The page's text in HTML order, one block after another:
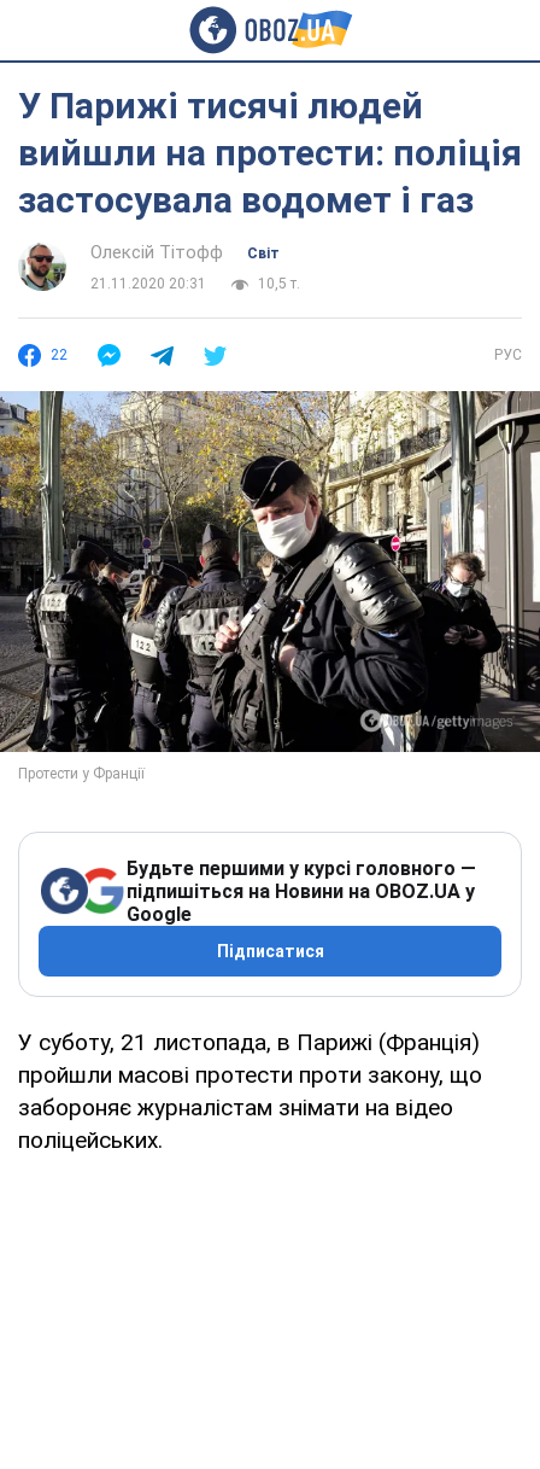
У Парижі тисячі людей
вийшли на протести: поліція
застосувала водомет і газ
Олексій Тітофф
Світ
21.11.2020 20:31
10,5 т.
22 РУС
Будьте першими у курсі головного —
підпишіться на Новини на OBOZ.UA у
Google
Підписатися
У суботу, 21 листопада, в Парижі (Франція)
пройшли масові протести проти закону, що
забороняє журналістам знімати на відео
поліцейських.